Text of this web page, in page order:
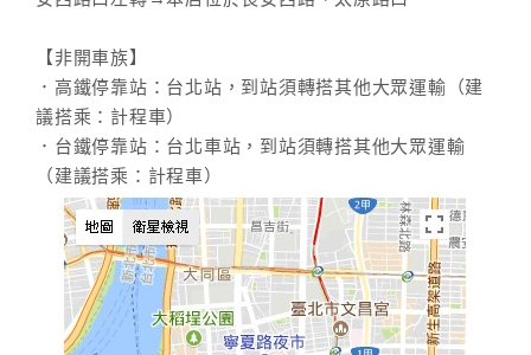
【非開車族】
．高鐵停靠站：台北站，到站須轉搭其他大眾運輸（建
議搭乘：計程車）
．台鐵停靠站：台北車站，到站須轉搭其他大眾運輸
（建議搭乘：計程車）